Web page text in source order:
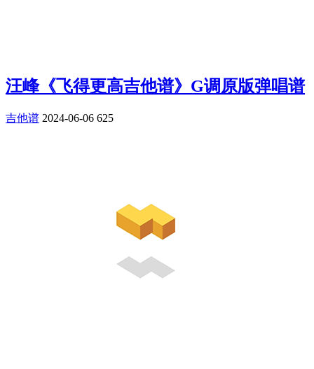
汪峰《飞得更高吉他谱》G调原版弹唱谱
吉他谱 2024-06-06 625